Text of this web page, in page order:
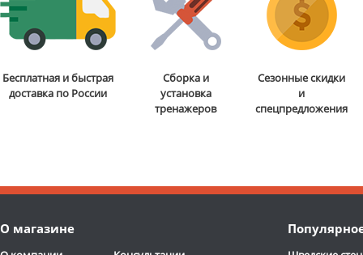
Бесплатная и быстрая
доставка по России
Сборка и
установка
тренажеров
Сезонные скидки
и
спецпредложения
О магазине